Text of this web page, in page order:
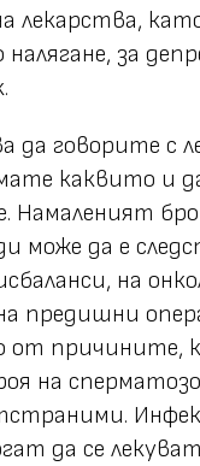
лекарства,
за
да говорите с
каквито и
Намаленият
може да е
на
предишни
от причините,
на
да се